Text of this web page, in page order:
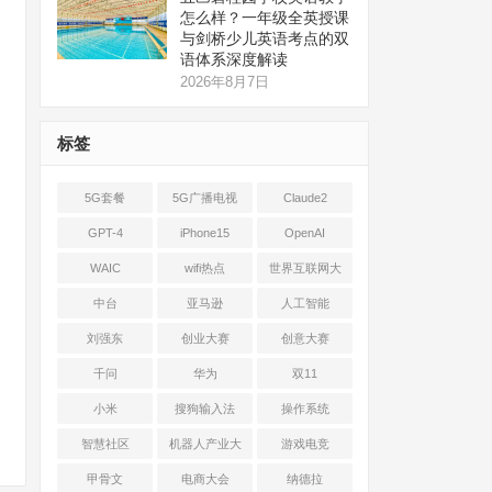
怎么样？一年级全英授课
与剑桥少儿英语考点的双
语体系深度解读
2026年8月7日
标签
5G套餐 5G广播电视 Claude2
GPT-4 iPhone15 OpenAI
WAIC wifi热点 世界互联网大
会
中台 亚马逊 人工智能
刘强东 创业大赛 创意大赛
千问 华为 双11
小米 搜狗输入法 操作系统
智慧社区 机器人产业大
会
游戏电竞
甲骨文 电商大会 纳德拉